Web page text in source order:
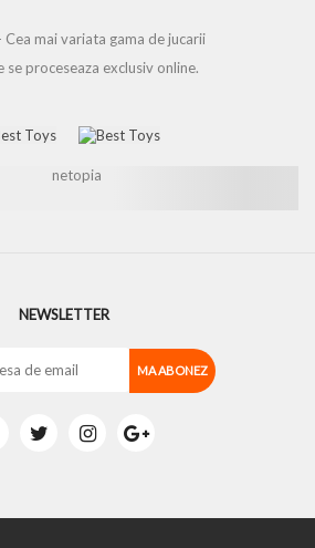
Cea mai variata gama de jucarii
se proceseaza exclusiv online.
NEWSLETTER